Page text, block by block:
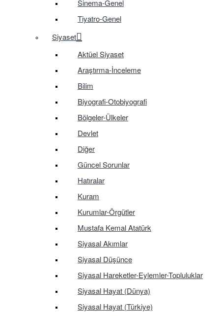
Sinema-Genel
Tiyatro-Genel
Siyaset
Aktüel Siyaset
Araştırma-İnceleme
Bilim
Biyografi-Otobiyografi
Bölgeler-Ülkeler
Devlet
Diğer
Güncel Sorunlar
Hatıralar
Kuram
Kurumlar-Örgütler
Mustafa Kemal Atatürk
Siyasal Akımlar
Siyasal Düşünce
Siyasal Hareketler-Eylemler-Topluluklar
Siyasal Hayat (Dünya)
Siyasal Hayat (Türkiye)